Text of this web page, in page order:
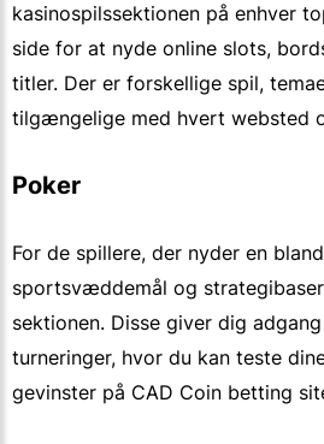
kasinospilssektionen på enhver
side for at nyde online slots,
titler. Der er forskellige spil,
tilgængelige med hvert websted
Poker
For de spillere, der nyder en
sportsvæddemål og
sektionen. Disse giver dig
turneringer, hvor du kan teste
gevinster på CAD Coin betting